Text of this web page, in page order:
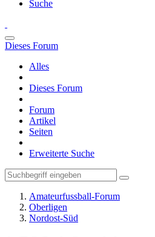
Suche
Dieses Forum
Alles
Dieses Forum
Forum
Artikel
Seiten
Erweiterte Suche
Amateurfussball-Forum
Oberligen
Nordost-Süd